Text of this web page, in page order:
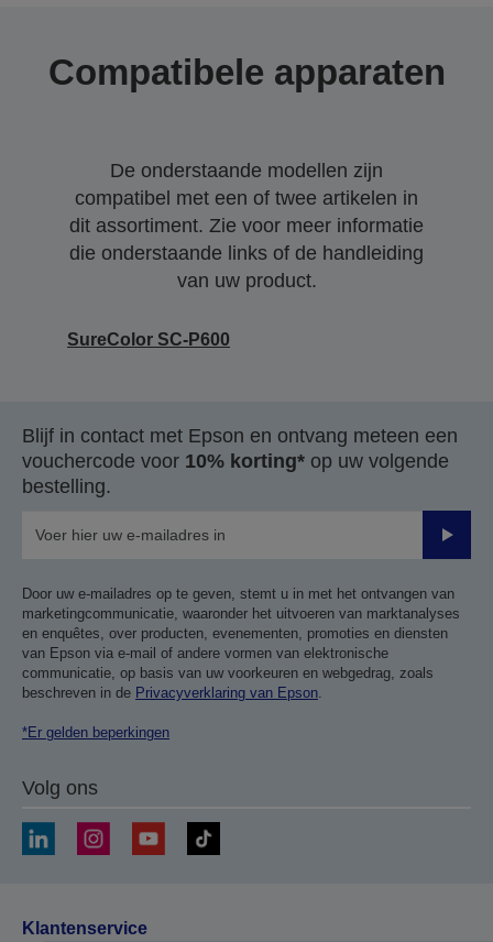
Compatibele apparaten
De onderstaande modellen zijn
compatibel met een of twee artikelen in
dit assortiment. Zie voor meer informatie
die onderstaande links of de handleiding
van uw product.
SureColor SC-P600
Blijf in contact met Epson en ontvang meteen een
vouchercode voor 10% korting* op uw volgende
bestelling.
Door uw e-mailadres op te geven, stemt u in met het ontvangen van
marketingcommunicatie, waaronder het uitvoeren van marktanalyses
en enquêtes, over producten, evenementen, promoties en diensten
van Epson via e-mail of andere vormen van elektronische
communicatie, op basis van uw voorkeuren en webgedrag, zoals
beschreven in de Privacyverklaring van Epson
*Er gelden beperkingen
Volg ons
Klantenservice